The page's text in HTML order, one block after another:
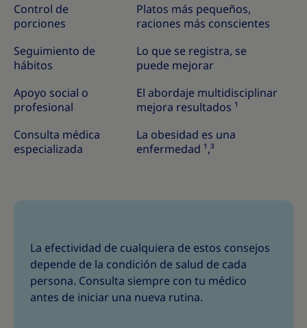
Control de
porciones
Platos más pequeños,
raciones más conscientes
Seguimiento de
hábitos
Lo que se registra, se
puede mejorar
Apoyo social o
profesional
El abordaje multidisciplinar
mejora resultados ¹
Consulta médica
especializada
La obesidad es una
enfermedad ¹,³
La efectividad de cualquiera de estos consejos
depende de la condición de salud de cada
persona. Consulta siempre con tu médico
antes de iniciar una nueva rutina.